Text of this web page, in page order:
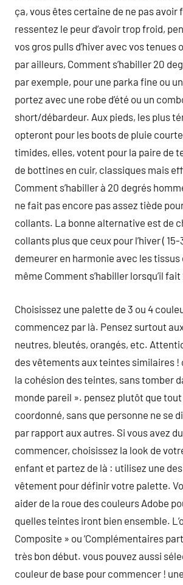
ça, vous êtes certaine de ne pas avoir
ressentez le peur d’avoir trop froid,
vos gros pulls d’hiver avec vos tenues
par ailleurs, Comment s’habiller 20
par exemple, pour une parka fine ou
portez avec une robe d’été ou un
short/débardeur. Aux pieds, les plus
opteront pour les boots de pluie
timides, elles, votent pour la paire de
de bottines en cuir, classiques mais
Comment s’habiller à 20 degrés
ne fait pas encore pas assez tiède
collants. La bonne alternative est de
collants plus que ceux pour l’hiver (
demeurer en harmonie avec les tissus
même Comment s’habiller lorsqu’il fait
Choisissez une palette de 3 ou 4
commencez par là. Pensez surtout
neutres, bleutés, orangés, etc.
des vêtements aux teintes similaires
la cohésion des teintes, sans tomber
monde pareil ». pensez plutôt que
coordonné, sans que personne ne se
par rapport aux autres. Si vous avez
commencer, choisissez la look de
enfant et partez de là : utilisez une
vêtement pour définir votre palette.
aider de la roue des couleurs Adobe
quelles teintes iront bien ensemble.
Composite » ou ‘Complémentaires
très bon début. vous pouvez aussi
couleur de base pour commencer !